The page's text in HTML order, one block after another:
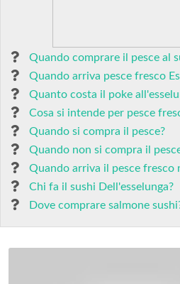
Quando comprare il pesce al
Quando arriva pesce fresco
Quanto costa il poke
Cosa si intende per pesce
Quando si compra il pesce?
Quando non si compra il
Quando arriva il pesce fresco
Chi fa il sushi Dell'esselunga?
Dove comprare salmone